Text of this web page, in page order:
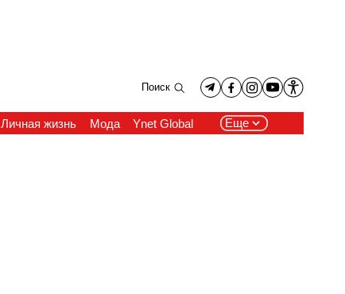
Поиск
Личная жизнь Мода Ynet Global Еще